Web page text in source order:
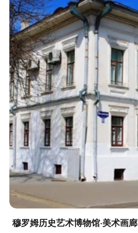
穆罗姆历史艺术博物馆·美术画廊